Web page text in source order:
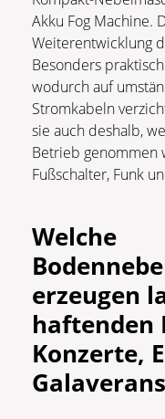
Akku Fog Machine.
Weiterentwicklung
Besonders
wodurch auf
Stromkabeln
sie auch deshalb,
Betrieb genommen
Fußschalter, Funk
Welche
erzeugen
haftenden
Konzerte,